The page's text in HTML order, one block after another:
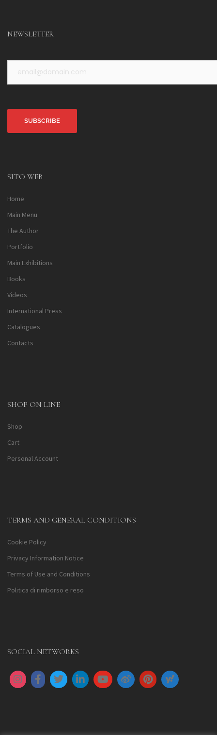
NEWSLETTER
SITO WEB
Home
Main Menu
The Author
Portfolio
Main Exhibitions
Books
Videos
International Press
Catalogues
Contacts
SHOP ON LINE
Shop
Cart
Personal Account
TERMS AND GENERAL CONDITIONS
Cookie Policy
Privacy Information Notice
Terms of Use and Conditions
Politica di rimborso e reso
SOCIAL NETWORKS